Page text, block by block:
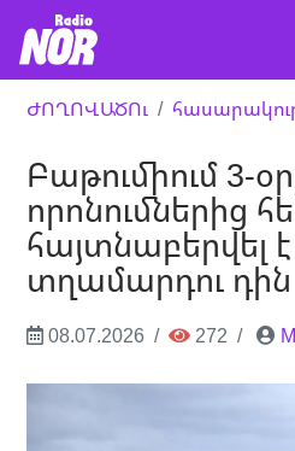
ԺՈՂՈՎԱԾՈւ
Բաթումիում 3-
որոնումներից
հայտնաբերվել
տղամարդու դին
08.07.2026 272